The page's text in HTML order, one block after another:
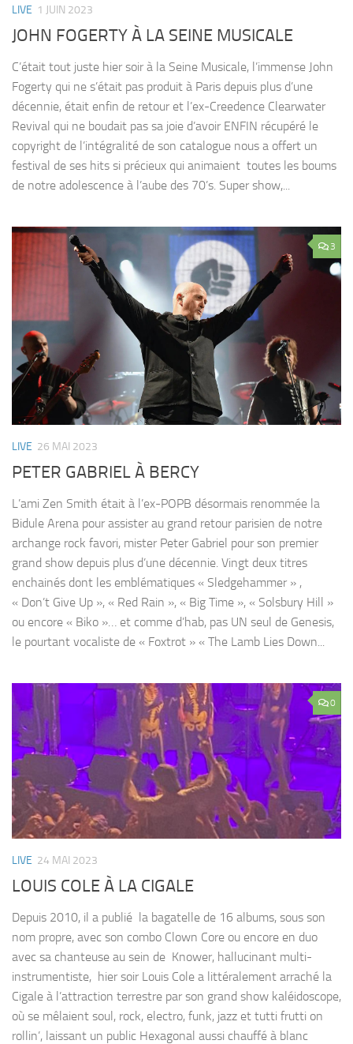
LIVE 1 JUIN 2023
JOHN FOGERTY À LA SEINE MUSICALE
C’était tout juste hier soir à la Seine Musicale, l’immense John
Fogerty qui ne s’était pas produit à Paris depuis plus d’une
décennie, était enfin de retour et l’ex-Creedence Clearwater
Revival qui ne boudait pas sa joie d’avoir ENFIN récupéré le
copyright de l’intégralité de son catalogue nous a offert un
festival de ses hits si précieux qui animaient toutes les boums
de notre adolescence à l’aube des 70’s. Super show,...
3
LIVE 26 MAI 2023
PETER GABRIEL À BERCY
L’ami Zen Smith était à l’ex-POPB désormais renommée la
Bidule Arena pour assister au grand retour parisien de notre
archange rock favori, mister Peter Gabriel pour son premier
grand show depuis plus d’une décennie. Vingt deux titres
enchainés dont les emblématiques « Sledgehammer » ,
« Don’t Give Up », « Red Rain », « Big Time », « Solsbury Hill »
ou encore « Biko »… et comme d’hab, pas UN seul de Genesis,
le pourtant vocaliste de « Foxtrot » « The Lamb Lies Down...
0
LIVE 24 MAI 2023
LOUIS COLE À LA CIGALE
Depuis 2010, il a publié la bagatelle de 16 albums, sous son
nom propre, avec son combo Clown Core ou encore en duo
avec sa chanteuse au sein de Knower, hallucinant multi-
instrumentiste, hier soir Louis Cole a littéralement arraché la
Cigale à l’attraction terrestre par son grand show kaléidoscope,
où se mêlaient soul, rock, electro, funk, jazz et tutti frutti on
rollin’, laissant un public Hexagonal aussi chauffé à blanc